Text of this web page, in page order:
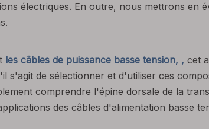
électriques. En outre, nous mettrons
les câbles de puissance basse tension, , cet
s'agit de sélectionner et d'utiliser ces
comprendre l'épine dorsale de la
des câbles d'alimentation basse